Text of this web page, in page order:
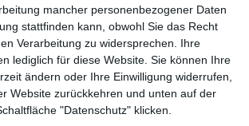
mancher personenbezogener Daten
stattfinden kann, obwohl Sie das Recht
Verarbeitung zu widersprechen. Ihre
lediglich für diese Website. Sie können Ihre
ändern oder Ihre Einwilligung widerrufen,
Website zurückkehren und unten auf der
"Datenschutz" klicken.
Du fehlst mir